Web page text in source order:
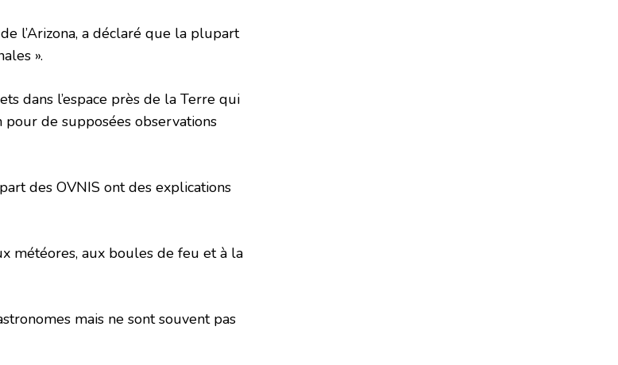
l’Arizona, a déclaré que la plupart
».
dans l’espace près de la Terre qui
de supposées observations
des OVNIS ont des explications
météores, aux boules de feu et à la
mais ne sont souvent pas